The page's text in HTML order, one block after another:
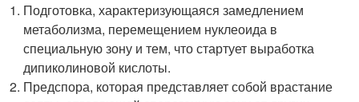
Подготовка, характеризующаяся замедлением
метаболизма, перемещением нуклеоида в
специальную зону и тем, что стартует выработка
дипиколиновой кислоты.
Предспора, которая представляет собой врастание